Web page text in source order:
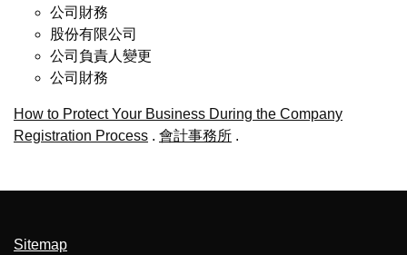
公司財務
股份有限公司
公司負責人變更
公司財務
How to Protect Your Business During the Company
Registration Process . 會計事務所 .
Sitemap